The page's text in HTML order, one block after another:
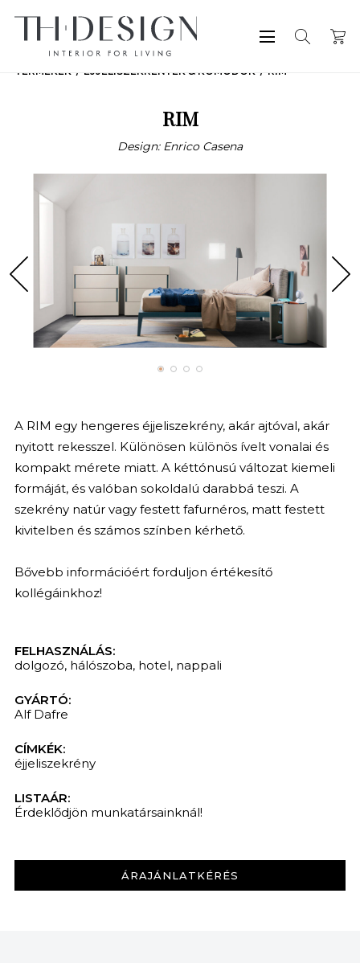
TERMÉKEK ÉJJELISZEKRÉNYEK & KOMÓDOK RIM
RIM
Design: Enrico Casena
A RIM egy hengeres éjjeliszekrény, akár ajtóval, akár
nyitott rekesszel. Különösen különös ívelt vonalai és
kompakt mérete miatt. A kéttónusú változat kiemeli
formáját, és valóban sokoldalú darabbá teszi. A
szekrény natúr vagy festett fafurnéros, matt festett
kivitelben és számos színben kérhető.
Bővebb információért forduljon értékesítő
kollégáinkhoz!
FELHASZNÁLÁS:
dolgozó, hálószoba, hotel, nappali
GYÁRTÓ:
Alf Dafre
CÍMKÉK:
éjjeliszekrény
LISTAÁR:
Érdeklődjön munkatársainknál!
ÁRAJÁNLATKÉRÉS